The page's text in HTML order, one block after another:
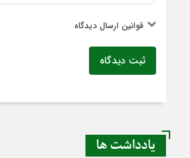
قوانین ارسال دیدگاه
ثبت دیدگاه
یادداشت ها